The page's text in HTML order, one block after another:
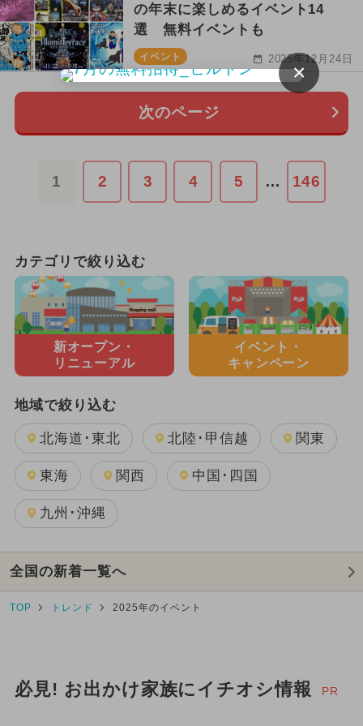
の年末に楽しめるイベント14
選 無料イベントも
イベント 2025年12月24日
次のページ
1 2 3 4 5 … 146
カテゴリで絞り込む
新オープン・
リニューアル
イベント・
キャンペーン
地域で絞り込む
北海道･東北 北陸･甲信越 関東
東海 関西 中国･四国
九州･沖縄
全国の新着一覧へ
TOP トレンド 2025年のイベント
必見! お出かけ家族にイチオシ情報 PR
×